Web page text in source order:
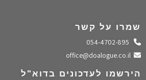
שמרו על קשר
התקשרו אלינו
שלחו מייל
הירשמו לעדכונים בדוא"ל